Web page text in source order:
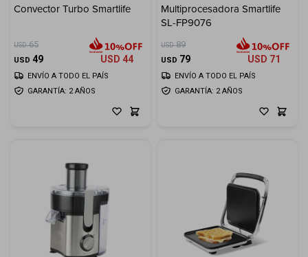
Convector Turbo Smartlife
USD 65
USD 49 USD 44
GARANTÍA: 2 AÑOS
ENVÍO A TODO EL PAÍS
Multiprocesadora Smartlife
SL-FP9076
USD 89
USD 79 USD 71
GARANTÍA: 2 AÑOS
ENVÍO A TODO EL PAÍS